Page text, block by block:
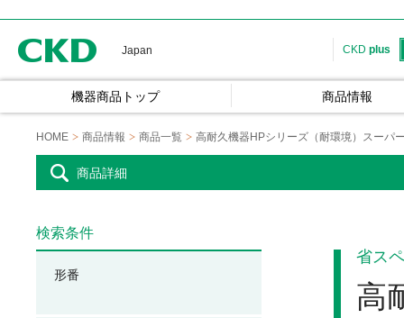
Japan CKD plus
機器商品トップ 商品情報
HOME 商品情報 商品一覧 高耐久機器HPシリーズ（耐環境）スーパ
商品詳細
省ス
高
検索条件
形番